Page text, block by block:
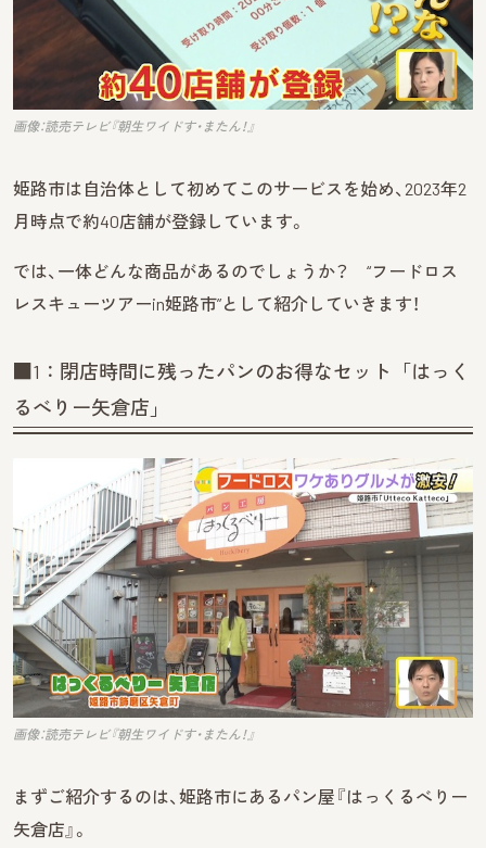
画像：読売テレビ『朝生ワイドす・またん！』
姫路市は 自治体として初めてこのサービスを始め、2023年2
月時点で約40店舗が登録しています。
では、一体どんな商品があるのでしょう か？ “フードロス
レスキューツアーin姫路市”として紹介していきます！
■1：閉店時間に残ったパンのお得なセット「はっく
るべりー矢倉店」
画像：読売テレビ『朝生ワイドす・またん！』
まずご紹介するのは、姫路市にあるパン屋『はっくるべりー
矢倉店』。